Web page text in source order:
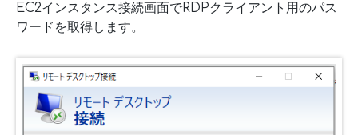
EC2インスタンス接続画面でRDPクライアント用のパス
ワードを取得します。